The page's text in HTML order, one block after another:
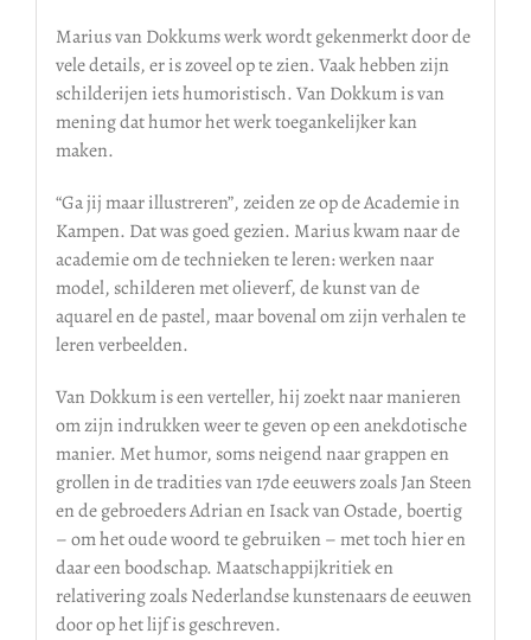
Marius van Dokkums werk wordt gekenmerkt door de
vele details, er is zoveel op te zien. Vaak hebben zijn
schilderijen iets humoristisch. Van Dokkum is van
mening dat humor het werk toegankelijker kan
maken.
“Ga jij maar illustreren”, zeiden ze op de Academie in
Kampen. Dat was goed gezien. Marius kwam naar de
academie om de technieken te leren: werken naar
model, schilderen met olieverf, de kunst van de
aquarel en de pastel, maar bovenal om zijn verhalen te
leren verbeelden.
Van Dokkum is een verteller, hij zoekt naar manieren
om zijn indrukken weer te geven op een anekdotische
manier. Met humor, soms neigend naar grappen en
grollen in de tradities van 17de eeuwers zoals Jan Steen
en de gebroeders Adrian en Isack van Ostade, boertig
– om het oude woord te gebruiken – met toch hier en
daar een boodschap. Maatschappijkritiek en
relativering zoals Nederlandse kunstenaars de eeuwen
door op het lijf is geschreven.